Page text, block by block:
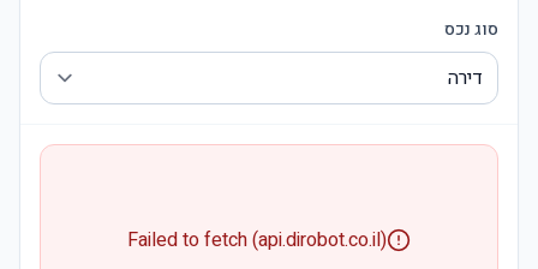
סוג נכס
Failed to fetch (api.dirobot.co.il)